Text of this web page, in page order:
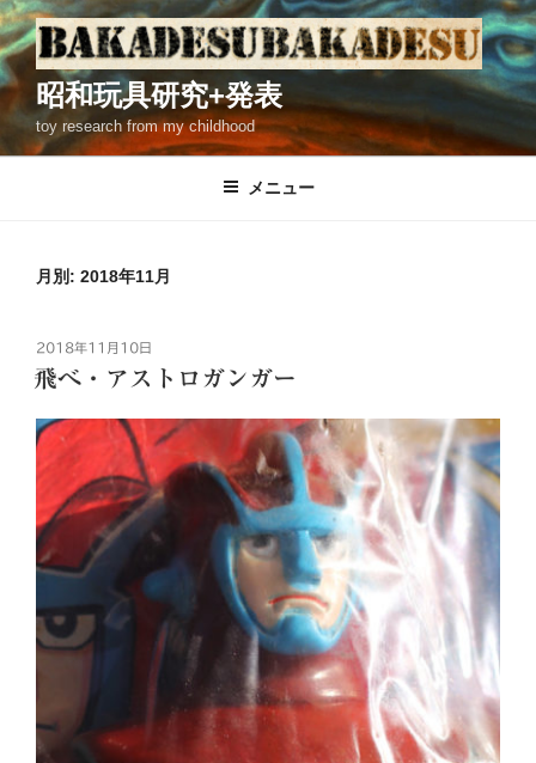
コ
ン
テ
ン
ツ
へ
昭和玩具研究+発表
toy research from my childhood
メニュー
月別: 2018年11月
投
稿
日:
2018年11月10日
飛べ・アストロガンガー